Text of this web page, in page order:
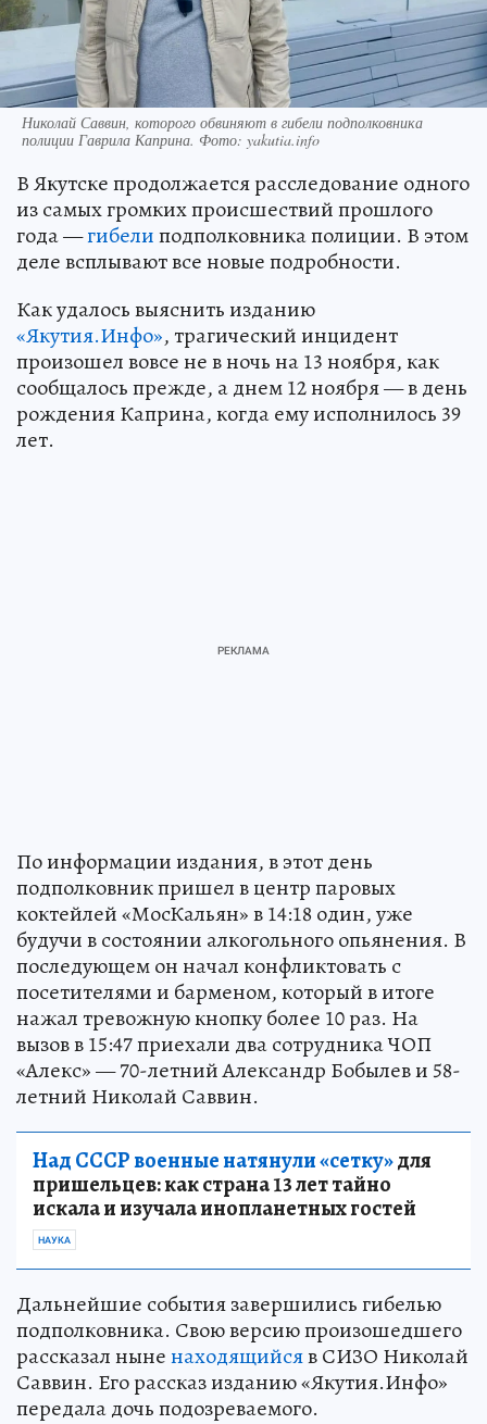
Николай Саввин, которого обвиняют в гибели подполковника
полиции Гаврила Каприна. Фото: yakutia.info
В Якутске продолжается расследование одного
из самых громких происшествий прошлого
года —гибелиподполковника полиции. В этом
деле всплывают все новые подробности.
Как удалось выяснить изданию
«Якутия.Инфо», трагический инцидент
произошел вовсе не в ночь на 13 ноября, как
сообщалось прежде, а днем 12 ноября — в день
рождения Каприна, когда ему исполнилось 39
лет.
По информации издания, в этот день
подполковник пришел в центр паровых
коктейлей «МосКальян» в 14:18 один, уже
будучи в состоянии алкогольного опьянения. В
последующем он начал конфликтовать с
посетителями и барменом, который в итоге
нажал тревожную кнопку более 10 раз. На
вызов в 15:47 приехали два сотрудника ЧОП
«Алекс» — 70-летний Александр Бобылев и 58-
летний Николай Саввин.
Над СССР военные натянули «сетку»для
пришельцев: как страна 13 лет тайно
искала и изучала инопланетных гостей
НАУКА
Дальнейшие события завершились гибелью
подполковника. Свою версию произошедшего
рассказал ныненаходящийсяв СИЗО Николай
Саввин. Его рассказ изданию «Якутия.Инфо»
передала дочь подозреваемого.